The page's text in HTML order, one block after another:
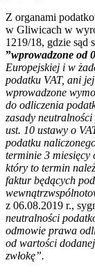
Z organami
w Gliwicach w
1219/18, gdzie sąd
”wprowadzone od
Europejskiej i w
podatku VAT, ani
wprowadzone
do odliczenia
zasady
ust. 10 ustawy o
podatku
terminie 3 miesięcy
który to termin
faktur będących
z 06.08.2019 r.,
neutralności
odmowie prawa
od wartości
zwłokę”.